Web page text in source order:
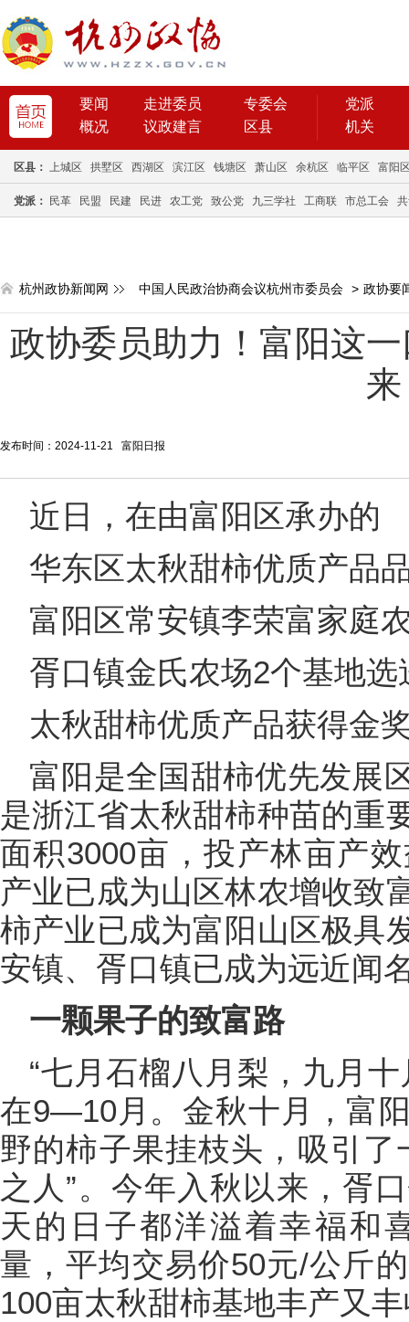
要闻 走进委员
专委会
概况
议政建言 区县
党派
机关
区县： 上城区 拱墅区 西湖区 滨江区 钱塘区 萧山区 余杭区 临平区 富阳
党派： 民革 民盟 民建 民进 农工党 致公党 九三学社 工商联 市总工会
杭州政协新闻网 中国人民政治协商会议杭州市委员会 > 政协要
政协委员助力！富阳这
发布时间：2024-11-21 富阳日报
近日，在由富阳区承办的
华东区太秋甜柿优质产品
富阳区常安镇李荣富家庭
胥口镇金氏农场2个基地选
太秋甜柿优质产品获得金
富阳是全国甜柿优先发展
是浙江省太秋甜柿种苗的重
面积3000亩，投产林亩产
产业已成为山区林农增收致
柿产业已成为富阳山区极具
安镇、胥口镇已成为远近闻
一颗果子的致富路
“七月石榴八月梨，九月
在9—10月。金秋十月，富
野的柿子果挂枝头，吸引
之人”。今年入秋以来，胥
天的日子都洋溢着幸福和
量，平均交易价50元/公斤
100亩太秋甜柿基地丰产又